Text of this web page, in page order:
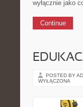
wyłącznie jako
Continue
POSTED BY
WYŁĄCZONA